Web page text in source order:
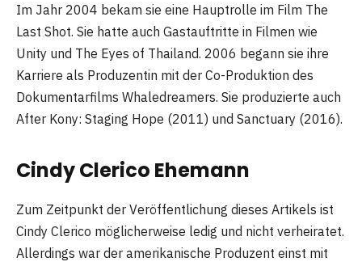
Im Jahr 2004 bekam sie eine Hauptrolle im Film The
Last Shot. Sie hatte auch Gastauftritte in Filmen wie
Unity und The Eyes of Thailand. 2006 begann sie ihre
Karriere als Produzentin mit der Co-Produktion des
Dokumentarfilms Whaledreamers. Sie produzierte auch
After Kony: Staging Hope (2011) und Sanctuary (2016).
Cindy Clerico Ehemann
Zum Zeitpunkt der Veröffentlichung dieses Artikels ist
Cindy Clerico möglicherweise ledig und nicht verheiratet.
Allerdings war der amerikanische Produzent einst mit